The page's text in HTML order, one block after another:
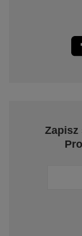
Zapisz